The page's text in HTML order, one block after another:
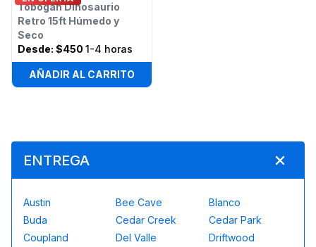
Tobogán Dinosaurio
Retro 15ft Húmedo y
Seco
Desde: $450 1-4 horas
AÑADIR AL CARRITO
ENTREGA
Austin Bee Cave
Blanco
Buda
Cedar Creek
Cedar Park
Coupland
Del Valle
Driftwood